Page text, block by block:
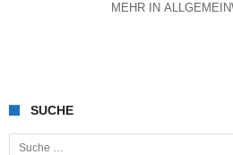
MEHR IN
SUCHE
Suche nach: